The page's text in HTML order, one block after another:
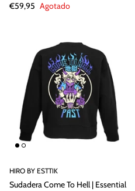
€59,95 Agotado
HIRO BY ESTTIK
Sudadera Come To Hell | Essential